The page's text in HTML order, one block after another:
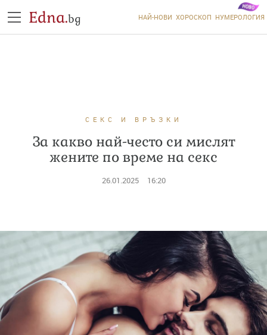
Edna.bg НАЙ-НОВИ ХОРОСКОП НУМЕРОЛОГИЯ
СЕКС И ВРЪЗКИ
За какво най-често си мислят
жените по време на секс
26.01.2025 16:20